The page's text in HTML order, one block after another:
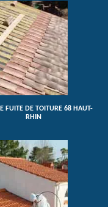
FUITE DE TOITURE 68 HAUT-
RHIN